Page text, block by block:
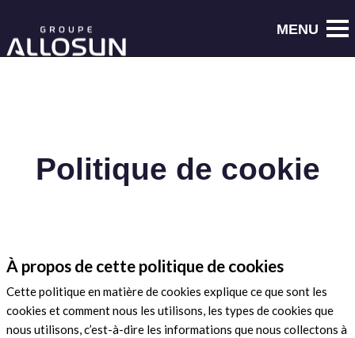
Politique de cookie
À propos de cette politique de cookies
Cette politique en matière de cookies explique ce que sont les
cookies et comment nous les utilisons, les types de cookies que
nous utilisons, c’est-à-dire les informations que nous collectons à